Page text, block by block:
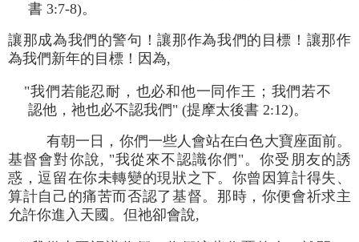
書 3:7-8)。
讓那成為我們的警句！讓那作為我們的目標！讓那作
為我們新年的目標！因為,
"我們若能忍耐，也必和他一同作王；我們若不
認他，祂也必不認我們" (提摩太後書 2:12)。
有朝一日，你們一些人會站在白色大寶座面前。
基督會對你說, "我從來不認識你們"。你受朋友的誘
惑，逗留在你未轉變的現狀之下。你曾因算計得失、
算計自己的痛苦而否認了基督。那時，你便會祈求主
允許你進入天國。但祂卻會說,